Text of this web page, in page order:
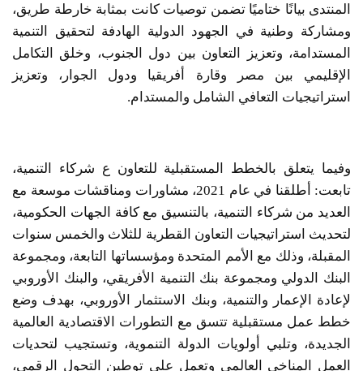
المنتدى بيانًا ختاميًا تضمن توصيات كانت بمثابة خارطة طريق،
ومشاركة وطنية في الجهود الدولية الهادفة لتحقيق التنمية
المستدامة، وتعزيز التعاون بين دول الجنوب، وخلق التكامل
الإقليمي بين مصر وقارة أفريقيا ودول الجوار، وتعزيز
استراتيجيات التعافي الشامل والمستدام.
وفيما يتعلق بالخطط المستقبلية للتعاون ع شركاء التنمية،
تابعت: أطلقنا في عام 2021، مشاورات ومناقشات موسعة مع
العديد من شركاء التنمية، بالتنسيق مع كافة الجهات الحكومية،
لتحديث استراتيجيات التعاون القطرية للثلاث والخمس سنوات
المقبلة، وذلك مع الأمم المتحدة ومؤسساتها التابعة، ومجموعة
البنك الدولي ومجموعة بنك التنمية الأفريقي، والبنك الأوروبي
لإعادة الإعمار والتنمية، وبنك الاستثمار الأوروبي، بهدف وضع
خطط عمل مستقبلية تتسق مع التطورات الاقتصادية العالمية
الجديدة، وتلبي أولويات الدولة التنموية، وتستجيب لتحديات
العمل المناخي العالمي وتعمل على توطين التحول الرقمي،